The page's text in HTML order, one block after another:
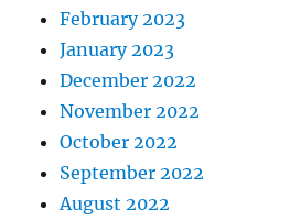
February 2023
January 2023
December 2022
November 2022
October 2022
September 2022
August 2022